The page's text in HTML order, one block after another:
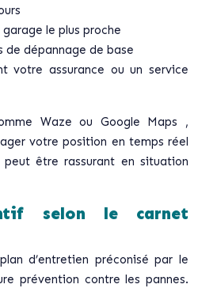
le plus proche
de dépannage de base
votre assurance ou un service
Wazeou Google Maps ,
votre position en temps réel
être rassurant en situation
selon le carnet
d’entretien préconisé par le
prévention contre les pannes.